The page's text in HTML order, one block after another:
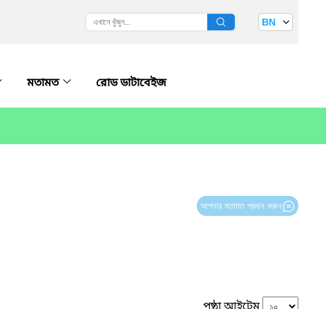
BN
মতামত রোড ডাটাবেইজ
আপনার মতামত প্রদান করুন